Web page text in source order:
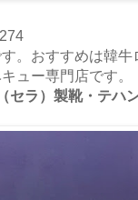
。おすすめは韓
ュー専門店です。
ラ）製靴・テハ